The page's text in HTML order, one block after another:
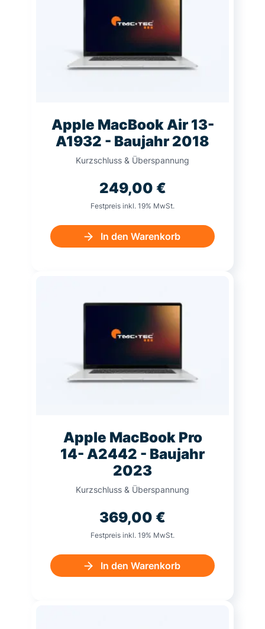
Apple MacBook Air 13-
A1932 - Baujahr 2018
Kurzschluss & Überspannung
249,00 €
Festpreis inkl. 19% MwSt.
In den Warenkorb
Apple MacBook Pro
14- A2442 - Baujahr
2023
Kurzschluss & Überspannung
369,00 €
Festpreis inkl. 19% MwSt.
In den Warenkorb